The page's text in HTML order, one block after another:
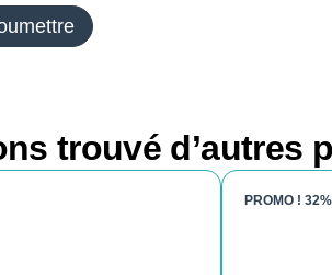
trouvé d’autres
PROMO ! 32%